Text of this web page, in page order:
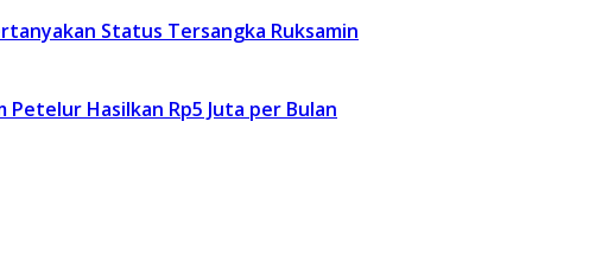
Status Tersangka Ruksamin
Hasilkan Rp5 Juta per Bulan